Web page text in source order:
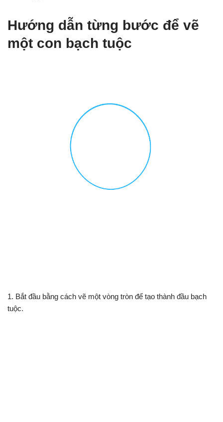
Hướng dẫn từng bước để vẽ
một con bạch tuộc
1. Bắt đầu bằng cách vẽ một vòng tròn để tạo thành đầu bạch
tuộc.